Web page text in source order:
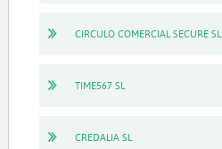
CIRCULO COMERCIAL SECURE SL
TIME567 SL
CREDALIA SL